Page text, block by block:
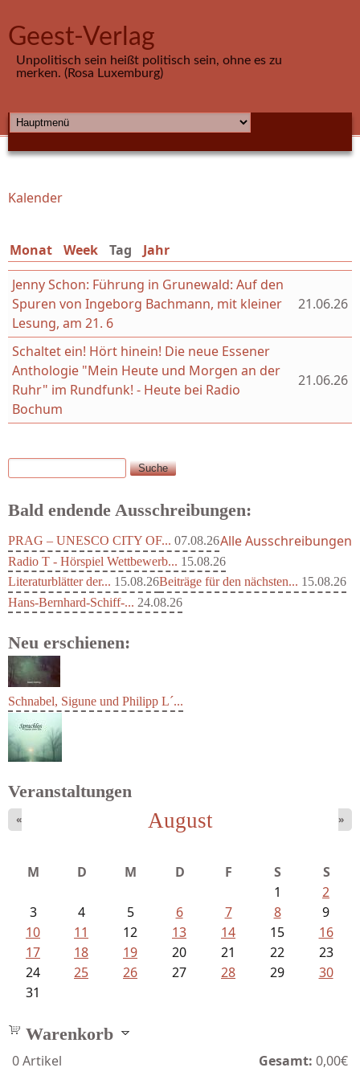
Geest-Verlag
Unpolitisch sein heißt politisch sein, ohne es zu
merken. (Rosa Luxemburg)
HAUPTMENÜ
Sie sind hier
Kalender
Monat Week Tag (aktiver Reiter)
Jahr
Jenny Schon: Führung in Grunewald: Auf den
Spuren von Ingeborg Bachmann, mit kleiner
Lesung, am 21. 6
21.06.26
Schaltet ein! Hört hinein! Die neue Essener
Anthologie "Mein Heute und Morgen an der
Ruhr" im Rundfunk! - Heute bei Radio
Bochum
21.06.26
Suchformular
Suche
Bald endende Ausschreibungen:
PRAG – UNESCO CITY OF... 07.08.26
Radio T - Hörspiel Wettbewerb... 15.08.26
Literaturblätter der... 15.08.26Beiträge für den nächsten... 15.08.26
Hans-Bernhard-Schiff-... 24.08.26
Alle Ausschreibungen
Neu erschienen:
Schnabel, Sigune und Philipp L´...
Struckmeyer, Ingeborg - Sprachlos...
Veranstaltungen
August
« »
M D M D F S
S
1
2
3
4 5 6 7 8
9
10
11 12 13 14 15
16
17
18 19 20 21 22
23
24
25 26 27 28 29
30
31
Warenkorb
0Artikel Gesamt: 0,00€